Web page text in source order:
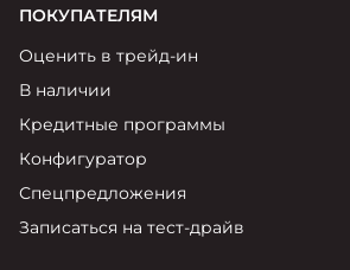
от 2 069 000 ₽*
Практичный
Спецпредложения
Страховые программы
СЕРВИСНЫЕ АКЦИИ
АКСЕССУАРЫ
ПОКУПАТЕЛЯМ
Оценить в трейд-ин
В наличии
Кредитные программы
Конфигуратор
Спецпредложения
Записаться на тест-драйв